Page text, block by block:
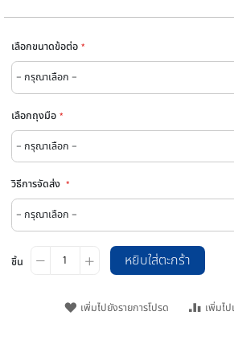
ราคา
พิเศษ
THB 3,980.00
ปรกติ
เลือกขนาดข้อต่อ
เลือกถุงมือ